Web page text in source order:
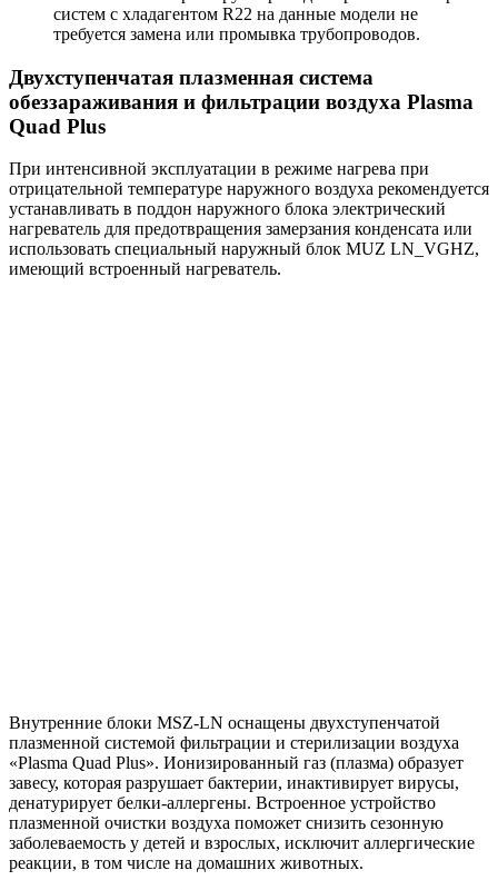
систем с хладагентом R22 на данные модели не
требуется замена или промывка трубопроводов.
Двухступенчатая плазменная система
обеззараживания и фильтрации воздуха Plasma
Quad Plus
При интенсивной эксплуатации в режиме нагрева при
отрицательной температуре наружного воздуха рекомендуется
устанавливать в поддон наружного блока электрический
нагреватель для предотвращения замерзания конденсата или
использовать специальный наружный блок MUZ LN_VGHZ,
имеющий встроенный нагреватель.
Внутренние блоки MSZ-LN оснащены двухступенчатой
плазменной системой фильтрации и стерилизации воздуха
«Plasma Quad Plus». Ионизированный газ (плазма) образует
завесу, которая разрушает бактерии, инактивирует вирусы,
денатурирует белки-аллергены. Встроенное устройство
плазменной очистки воздуха поможет снизить сезонную
заболеваемость у детей и взрослых, исключит аллергические
реакции, в том числе на домашних животных.